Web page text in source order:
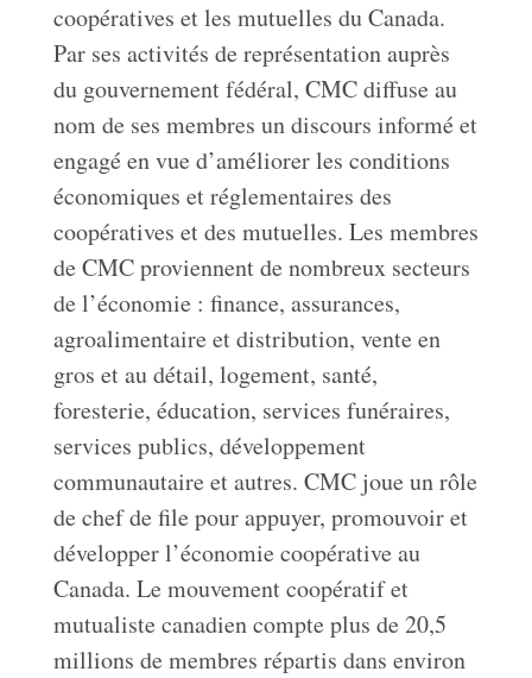
coopératives et les mutuelles du Canada.
Par ses activités de représentation auprès
du gouvernement fédéral, CMC diffuse au
nom de ses membres un discours informé et
engagé en vue d’améliorer les conditions
économiques et réglementaires des
coopératives et des mutuelles. Les membres
de CMC proviennent de nombreux secteurs
de l’économie : finance, assurances,
agroalimentaire et distribution, vente en
gros et au détail, logement, santé,
foresterie, éducation, services funéraires,
services publics, développement
communautaire et autres. CMC joue un rôle
de chef de file pour appuyer, promouvoir et
développer l’économie coopérative au
Canada. Le mouvement coopératif et
mutualiste canadien compte plus de 20,5
millions de membres répartis dans environ